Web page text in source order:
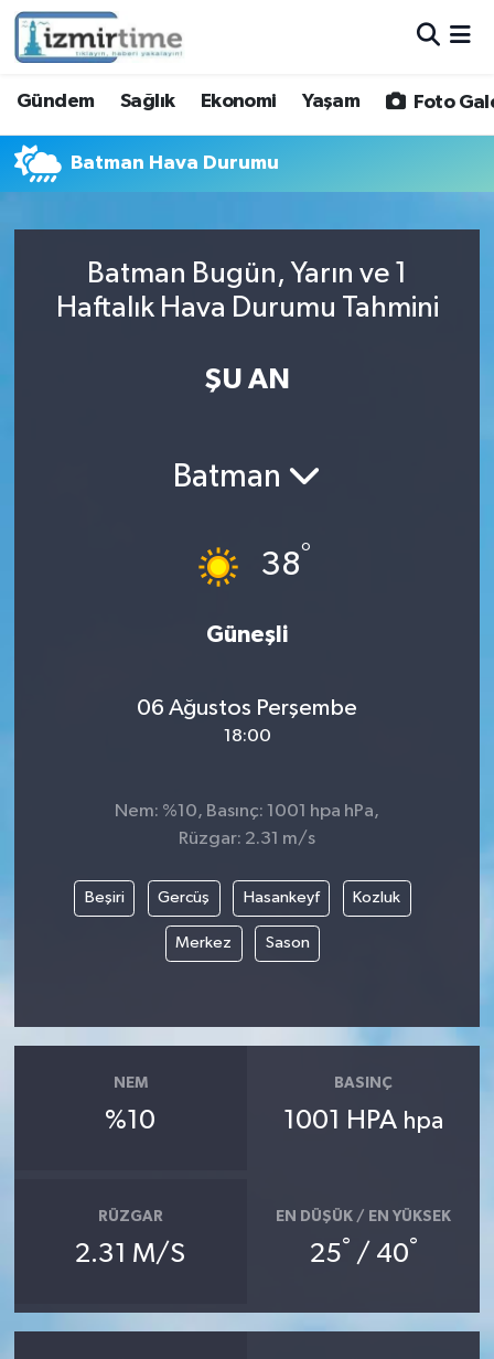
Gündem Sağlık Ekonomi Yaşam Foto
Batman Hava Durumu
Batman Bugün, Yarın ve 1
Haftalık Hava Durumu Tahmini
ŞU AN
Batman
38°
Güneşli
06 Ağustos Perşembe
18:00
Nem: %10, Basınç: 1001 hpa hPa,
Rüzgar: 2.31 m/s
Beşiri Gercüş Hasankeyf Kozluk
Merkez Sason
NEM
%10
BASINÇ
1001 HPA hpa
RÜZGAR
2.31 M/S
EN DÜŞÜK / EN YÜKSEK
25° / 40°
Sağlık
Ekonomi
Foto Galeri
Hava Durumu
İzmir Namaz Vakitleri
Süper Lig Puan Durumu ve Fikstür